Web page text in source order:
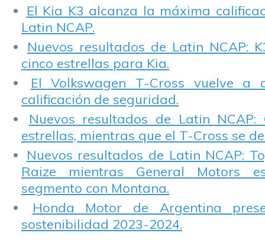
El Kia K3 alcanza la máxima
Latin NCAP.
Nuevos resultados de Latin NCAP:
cinco estrellas para Kia.
El Volkswagen T-Cross vuelve a
calificación de seguridad.
Nuevos resultados de Latin NCAP:
estrellas, mientras que el T-Cross se
Nuevos resultados de Latin NCAP:
Raize mientras General Motors
segmento con Montana.
Honda Motor de Argentina
sostenibilidad 2023-2024.